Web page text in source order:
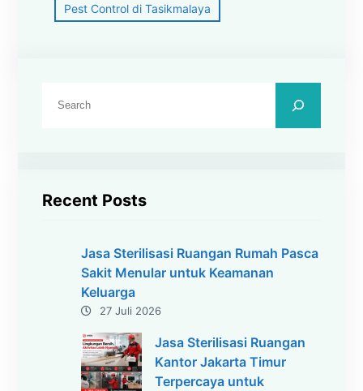
Pest Control di Tasikmalaya
Recent Posts
Jasa Sterilisasi Ruangan Rumah Pasca
Sakit Menular untuk Keamanan
Keluarga
27 Juli 2026
Jasa Sterilisasi Ruangan
Kantor Jakarta Timur
Terpercaya untuk